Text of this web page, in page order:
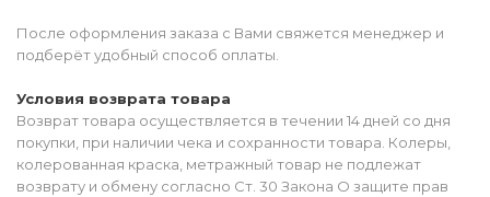
После оформления заказа с Вами свяжется менеджер и
подберёт удобный способ оплаты.
Условия возврата товара
Возврат товара осуществляется в течении 14 дней со дня
покупки, при наличии чека и сохранности товара. Колеры,
колерованная краска, метражный товар не подлежат
возврату и обмену согласно Ст. 30 Закона О защите прав